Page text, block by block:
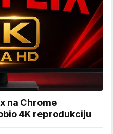
na Chrome
4K reprodukciju